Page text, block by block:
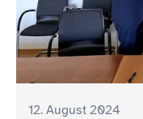
12. August 2024